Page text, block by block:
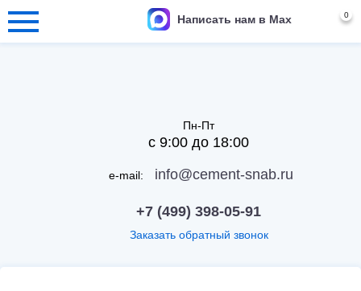
Написать нам в Max 0
Пн-Пт
с 9:00 до 18:00
e-mail: info@cement-snab.ru
+7 (499) 398-05-91
Заказать обратный звонок